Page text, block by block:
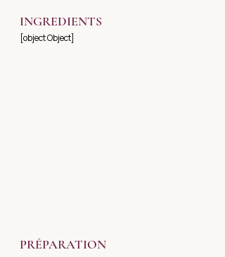
INGREDIENTS
[object Object]
PRÉPARATION